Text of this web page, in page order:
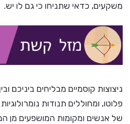
משקעים, כדאי שתניחו כי גם לו יש.
ניצוצות קוסמיים מבליחים ביניכם
פלוטו, ומחוללים תנודות